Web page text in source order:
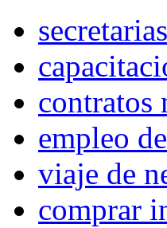
contratos
empleo
viaje de
comprar